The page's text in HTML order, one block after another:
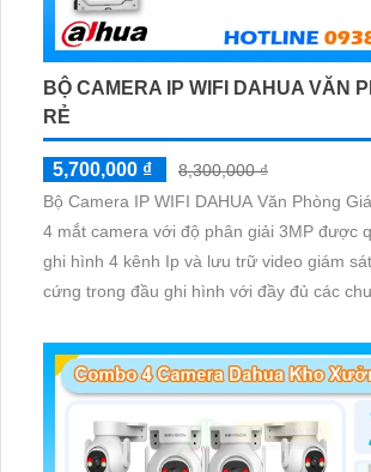
BỘ CAMERA IP WIFI DAHUA VĂN
RẺ
5,700,000 ₫
8,300,000 ₫
Bộ Camera IP WIFI DAHUA Văn Phòng
4 mắt camera với độ phân giải 3MP được
ghi hình 4 kênh Ip và lưu trữ video giám
cứng trong đầu ghi hình với đầy đủ các
giám sát có màu vào ban đêm